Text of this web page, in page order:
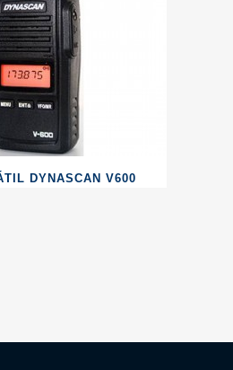
DYNASCAN V600